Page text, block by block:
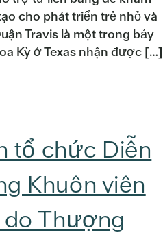
cho phát triển trẻ nhỏ và
Travis là một trong bảy
Kỳ ở Texas nhận được […]
tổ chức Diễn
Khuôn viên
Thượng